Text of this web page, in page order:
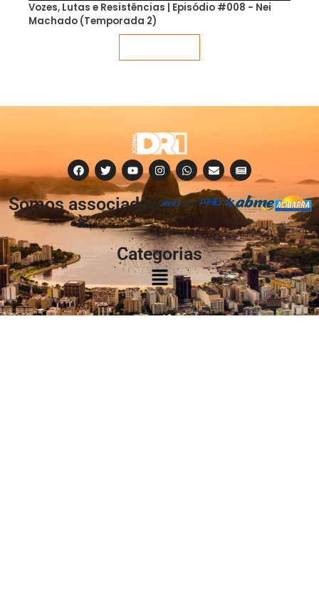
Vozes, Lutas e Resistências | Episódio #008 - Nei
Machado (Temporada 2)
Somos associados
à:
Categorias